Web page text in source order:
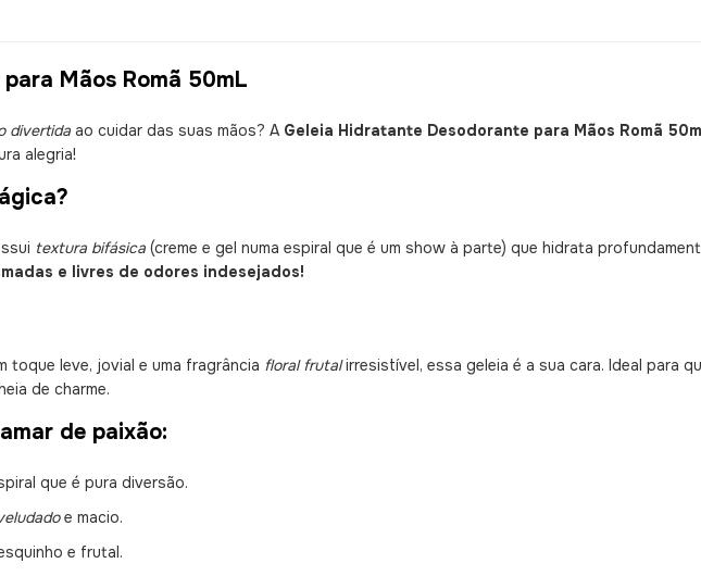
Mãos Romã 50mL
divertida ao cuidar das suas mãos? A Geleia Hidratante Desodorante para Mãos Romã
alegria!
textura bifásica (creme e gel numa espiral que é um show à parte) que hidrata
e livres de odores indesejados!
toque leve, jovial e uma fragrância floral frutalirresistível, essa geleia é a sua cara. Ideal para
de charme.
de paixão:
que é pura diversão.
e macio.
e frutal.